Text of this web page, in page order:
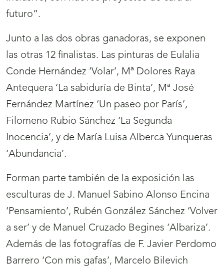
futuro”.
Junto a las dos obras ganadoras, se exponen
las otras 12 finalistas. Las pinturas de Eulalia
Conde Hernández ‘Volar’, Mª Dolores Raya
Antequera ‘La sabiduría de Binta’, Mª José
Fernández Martínez ‘Un paseo por París’,
Filomeno Rubio Sánchez ‘La Segunda
Inocencia’, y de María Luisa Alberca Yunqueras
‘Abundancia’.
Forman parte también de la exposición las
esculturas de J. Manuel Sabino Alonso Encina
‘Pensamiento’, Rubén González Sánchez ‘Volver
a ser’ y de Manuel Cruzado Begines ‘Albariza’.
Además de las fotografías de F. Javier Perdomo
Barrero ‘Con mis gafas’, Marcelo Bilevich